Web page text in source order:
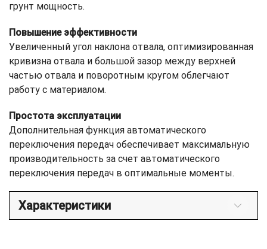
грунт мощность.
Повышение эффективности
Увеличенный угол наклона отвала, оптимизированная
кривизна отвала и большой зазор между верхней
частью отвала и поворотным кругом облегчают
работу с материалом.
Простота эксплуатации
Дополнительная функция автоматического
переключения передач обеспечивает максимальную
производительность за счет автоматического
переключения передач в оптимальные моменты.
Характеристики